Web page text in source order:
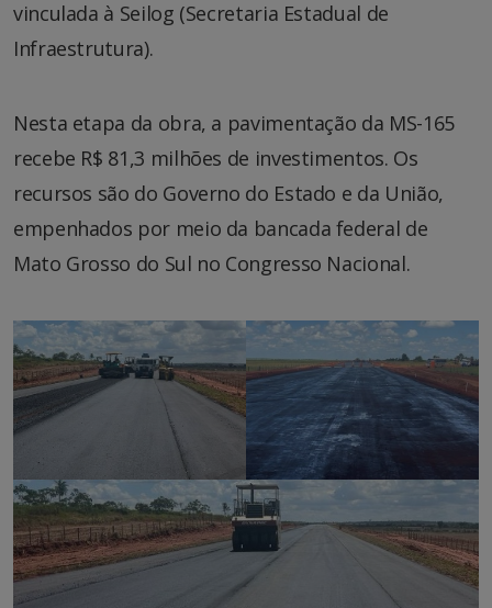
vinculada à Seilog (Secretaria Estadual de
Infraestrutura).
Nesta etapa da obra, a pavimentação da MS-165
recebe R$ 81,3 milhões de investimentos. Os
recursos são do Governo do Estado e da União,
empenhados por meio da bancada federal de
Mato Grosso do Sul no Congresso Nacional.